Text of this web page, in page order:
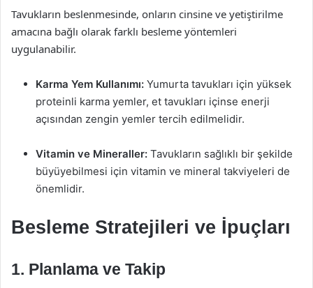
Tavukların beslenmesinde, onların cinsine ve yetiştirilme
amacına bağlı olarak farklı besleme yöntemleri
uygulanabilir.
Karma Yem Kullanımı: Yumurta tavukları için yüksek
proteinli karma yemler, et tavukları içinse enerji
açısından zengin yemler tercih edilmelidir.
Vitamin ve Mineraller: Tavukların sağlıklı bir şekilde
büyüyebilmesi için vitamin ve mineral takviyeleri de
önemlidir.
Besleme Stratejileri ve İpuçları
1. Planlama ve Takip